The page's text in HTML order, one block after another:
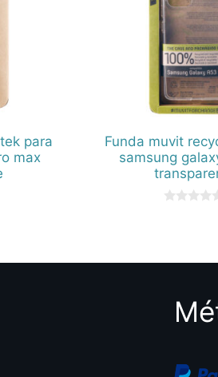
para
max
Funda muvit
samsung